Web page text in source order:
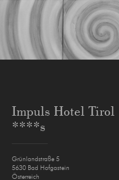
Impuls Hotel Tirol
****s
Grünlandstraße 5
5630 Bad Hofgastein
Österreich